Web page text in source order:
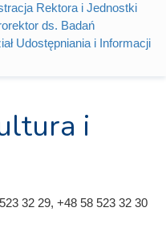
Rektora i Jednostki
ds. Badań
Udostępniania i Informacji
i
32 29, +48 58 523 32 30